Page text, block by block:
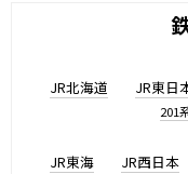
JR北海道 JR東日
201
JR東海 JR西日本